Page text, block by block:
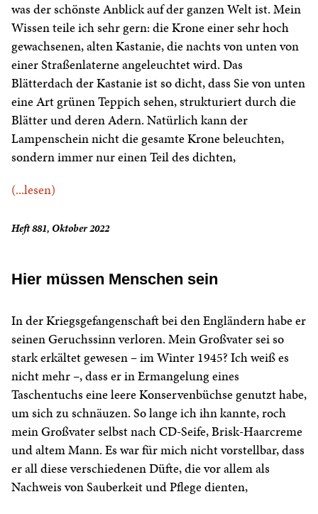
was der schönste Anblick auf der ganzen Welt ist. Mein
Wissen teile ich sehr gern: die Krone einer sehr hoch
gewachsenen, alten Kastanie, die nachts von unten von
einer Straßenlaterne angeleuchtet wird. Das
Blätterdach der Kastanie ist so dicht, dass Sie von unten
eine Art grünen Teppich sehen, strukturiert durch die
Blätter und deren Adern. Natürlich kann der
Lampenschein nicht die gesamte Krone beleuchten,
sondern immer nur einen Teil des dichten,
(...lesen)
Heft 881, Oktober 2022
Hier müssen Menschen sein
In der Kriegsgefangenschaft bei den Engländern habe er
seinen Geruchssinn verloren. Mein Großvater sei so
stark erkältet gewesen – im Winter 1945? Ich weiß es
nicht mehr –, dass er in Ermangelung eines
Taschentuchs eine leere Konservenbüchse genutzt habe,
um sich zu schnäuzen. So lange ich ihn kannte, roch
mein Großvater selbst nach CD-Seife, Brisk-Haarcreme
und altem Mann. Es war für mich nicht vorstellbar, dass
er all diese verschiedenen Düfte, die vor allem als
Nachweis von Sauberkeit und Pflege dienten,